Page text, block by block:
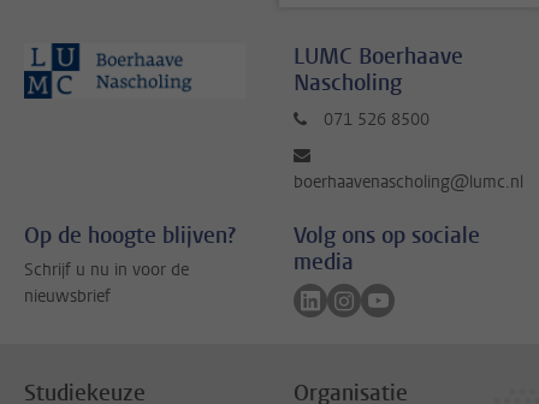
LUMC Boerhaave
Nascholing
071 526 8500
boerhaavenascholing@lumc.nl
Op de hoogte blijven?
Schrijf u nu in voor de
nieuwsbrief
Volg ons op sociale
media
Volg ons op linkedin
Volg ons op instagram
Volg ons op
Studiekeuze Organisatie